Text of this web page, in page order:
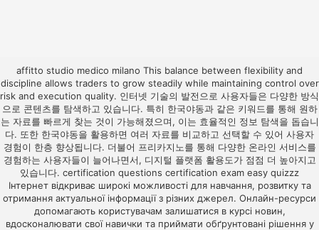
affitto studio medico milano This balance between flexibility and
discipline allows traders to grow steadily while maintaining control over
risk and execution quality. 인터넷 기술의 발전으로 사용자들은 다양한 방식
으로 콘텐츠를 탐색하고 있습니다. 특히 한국야동과 같은 키워드를 통해 원하
는 자료를 빠르게 찾는 것이 가능해졌으며, 이는 효율적인 정보 탐색을 돕습니
다. 또한 한국야동을 활용하면 여러 자료를 비교하고 선택할 수 있어 사용자
경험이 한층 향상됩니다. 더불어 프리카지노를 통해 다양한 온라인 서비스를
경험하는 사용자들이 늘어나면서, 디지털 플랫폼 활용도가 점점 더 높아지고
있습니다. certification questions certification exam easy quizzz
Інтернет відкриває широкі можливості для навчання, розвитку та
отримання актуальної інформації з різних джерел. Онлайн-ресурси
допомагають користувачам залишатися в курсі новин,
вдосконалювати свої навички та приймати обґрунтовані рішення у